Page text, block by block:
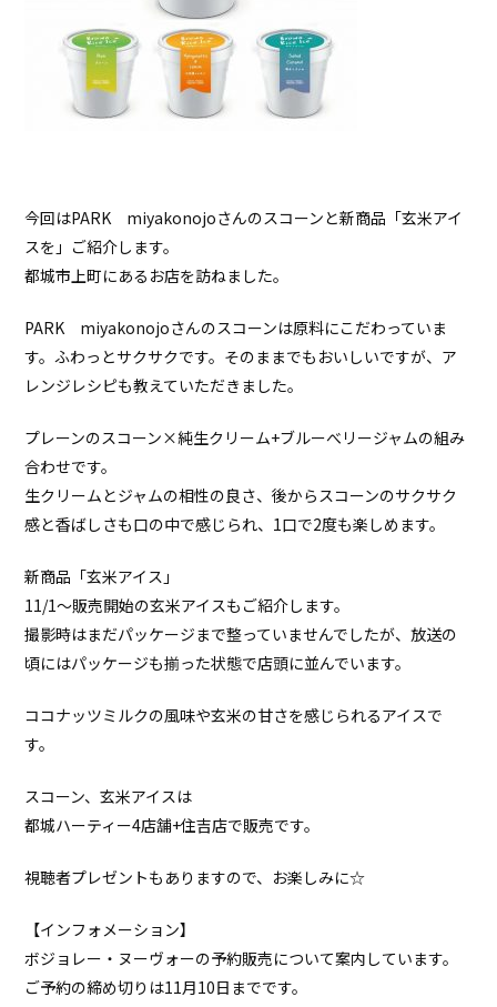
今回はPARK miyakonojoさんのスコーンと新商品「玄米アイ
スを」ご紹介します。
都城市上町にあるお店を訪ねました。
PARK miyakonojoさんのスコーンは原料にこだわっていま
す。ふわっとサクサクです。そのままでもおいしいですが、ア
レンジレシピも教えていただきました。
プレーンのスコーン×純生クリーム+ブルーべリージャムの組み
合わせです。
生クリームとジャムの相性の良さ、後からスコーンのサクサク
感と香ばしさも口の中で感じられ、1口で2度も楽しめます。
新商品「玄米アイス」
11/1～販売開始の玄米アイスもご紹介します。
撮影時はまだパッケージまで整っていませんでしたが、放送の
頃にはパッケージも揃った状態で店頭に並んでいます。
ココナッツミルクの風味や玄米の甘さを感じられるアイスで
す。
スコーン、玄米アイスは
都城ハーティー4店舗+住吉店で販売です。
視聴者プレゼントもありますので、お楽しみに☆
【インフォメーション】
ボジョレー・ヌーヴォーの予約販売について案内しています。
ご予約の締め切りは11月10日までです。